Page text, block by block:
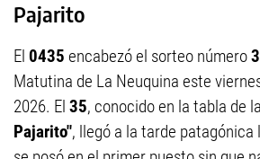
Pajarito
El 0435 encabezó el sorteo número
Matutina de La Neuquina este
2026. El 35, conocido en la tabla de
Pajarito", llegó a la tarde